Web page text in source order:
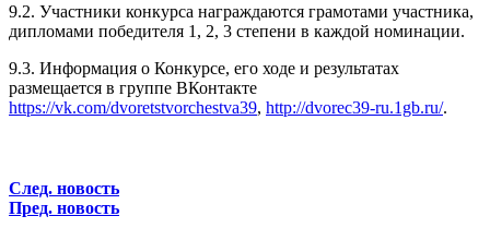
9.2. Участники конкурса награждаются грамотами участника,
дипломами победителя 1, 2, 3 степени в каждой номинации.
9.3. Информация о Конкурсе, его ходе и результатах
размещается в группе ВКонтакте
https://vk.com/dvoretstvorchestva39, http://dvorec39-ru.1gb.ru/.
След. новость
Пред. новость